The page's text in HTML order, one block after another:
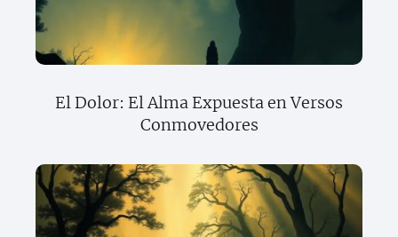
El Dolor: El Alma Expuesta en Versos
Conmovedores